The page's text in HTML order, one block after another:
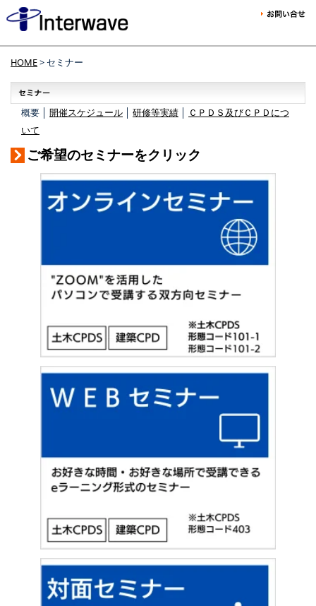
HOME> セミナー
概要 │ 開催スケジュール 研修等実績
ＣＰＤＳ及びＣＰＤにつ
いて
ご希望のセミナーをクリック